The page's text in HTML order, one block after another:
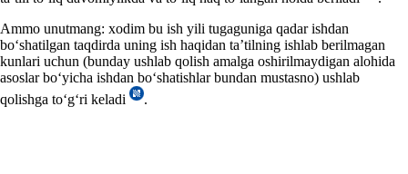
Ammo unutmang: хodim bu ish yili tugaguniga qadar ishdan
boʻshatilgan taqdirda uning ish haqidan ta’tilning ishlab berilmagan
kunlari uchun (bunday ushlab qolish amalga oshirilmaydigan alohida
asoslar boʻyicha ishdan boʻshatishlar bundan mustasno) ushlab
qolishga toʻgʻri keladi
.